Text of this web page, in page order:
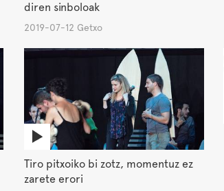
diren sinboloak
2019-07-12 Getxo
Tiro pitxoiko bi zotz, momentuz ez
zarete erori